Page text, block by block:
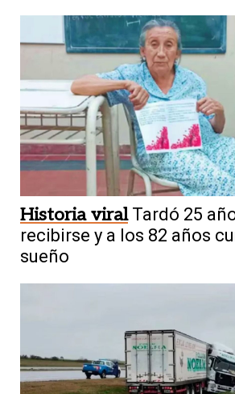
Historia viral Tardó 25
recibirse y a los 82 años
sueño